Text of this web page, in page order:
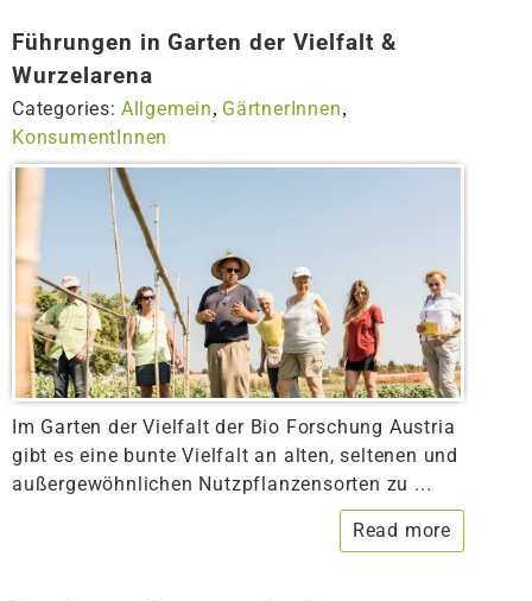
Führungen in Garten der Vielfalt &
Wurzelarena
Categories: Allgemein, GärtnerInnen,
KonsumentInnen
Im Garten der Vielfalt der Bio Forschung Austria
gibt es eine bunte Vielfalt an alten, seltenen und
außergewöhnlichen Nutzpflanzensorten zu ...
Read more